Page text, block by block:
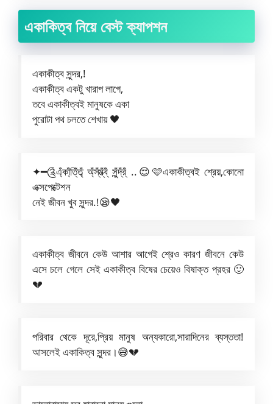
একাকিত্ব নিয়ে বেস্ট ক্যাপশন
একাকীত্ব সুন্দর,!
একাকীত্ব একটু খারাপ লাগে,
তবে একাকীত্বই মানুষকে একা
পুরোটা পথ চলতে শেখায় 🖤
✦━༊এ্ঁকা্ঁতি্ঁত্ব্ঁ অ্ঁস্ঁম্ভ্ঁব্ঁ সু্ঁন্দ্ঁর্ঁ ..😌🩷একাকীত্বই শ্রেয়,কোনো
এক্সপেক্টেশন
নেই জীবন খুব সুন্দর.!😪🖤
একাকীত্ব জীবনে কেউ আশার আগেই শ্রেও কারণ জীবনে কেউ
এসে চলে গেলে সেই একাকীত্ব বিষের চেয়েও বিষাক্ত প্রহর 🙂
💔
পরিবার থেকে দূরে,প্রিয় মানুষ অন্যকারো,সারাদিনের ব্যস্ততা!
আসলেই একাকিত্ব সুন্দর।😅💔